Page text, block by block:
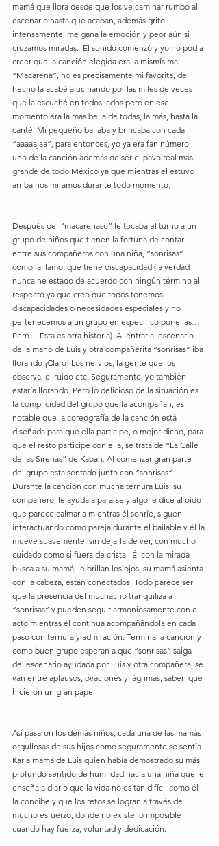
mamá que llora desde que los ve caminar rumbo al
escenario hasta que acaban, además grito
intensamente, me gana la emoción y peor aún si
cruzamos miradas.  El sonido comenzó y yo no podía
creer que la canción elegida era la mismísima
“Macarena”, no es precisamente mi favorita, de
hecho la acabé alucinando por las miles de veces
que la escuché en todos lados pero en ese
momento era la más bella de todas, la más, hasta la
canté. Mi pequeño bailaba y brincaba con cada
“aaaaajaa”, para entonces, yo ya era fan número
uno de la canción además de ser el pavo real más
grande de todo México ya que mientras el estuvo
arriba nos miramos durante todo momento.
Después del “macarenaso” le tocaba el turno a un
grupo de niños que tienen la fortuna de contar
entre sus compañeros con una niña, “sonrisas”
como la llamo, que tiene discapacidad (la verdad
nunca he estado de acuerdo con ningún término al
respecto ya que creo que todos tenemos
discapacidades o necesidades especiales y no
pertenecemos a un grupo en específico por ellas…
Pero… Esta es otra historia). Al entrar al escenario
de la mano de Luis y otra compañerita “sonrisas” iba
llorando ¡Claro! Los nervios, la gente que los
observa, el ruido etc. Seguramente, yo también
estaría llorando. Pero lo delicioso de la situación es
la complicidad del grupo que la acompañan, es
notable que la coreografía de la canción está
diseñada para que ella participe, o mejor dicho, para
que el resto participe con ella, se trata de “La Calle
de las Sirenas” de Kabah. Al comenzar gran parte
del grupo esta sentado junto con “sonrisas”.
Durante la canción con mucha ternura Luis, su
compañero, le ayuda a pararse y algo le dice al oído
que parece calmarla mientras él sonríe, siguen
interactuando como pareja durante el bailable y él la
mueve suavemente, sin dejarla de ver, con mucho
cuidado como si fuera de cristal. Él con la mirada
busca a su mamá, le brillan los ojos, su mamá asienta
con la cabeza, están conectados. Todo parece ser
que la presencia del muchacho tranquiliza a
“sonrisas” y pueden seguir armoniosamente con el
acto mientras él continua acompañándola en cada
paso con ternura y admiración. Termina la canción y
como buen grupo esperan a que “sonrisas” salga
del escenario ayudada por Luis y otra compañera, se
van entre aplausos, ovaciones y lágrimas, saben que
hicieron un gran papel.
Así pasaron los demás niños, cada una de las mamás
orgullosas de sus hijos como seguramente se sentía
Karla mamá de Luis quien había demostrado su más
profundo sentido de humildad hacía una niña que le
enseña a diario que la vida no es tan difícil como él
la concibe y que los retos se logran a través de
mucho esfuerzo, donde no existe lo imposible
cuando hay fuerza, voluntad y dedicación.